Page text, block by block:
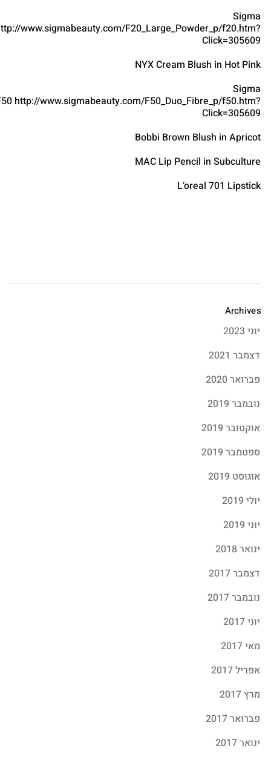
Sigma
www.sigmabeauty.com/F20_Large_Powder_p/f20.htm?
Click=305609
NYX Cream Blush in Hot Pink
Sigma
http://www.sigmabeauty.com/F50_Duo_Fibre_p/f50.htm?
Click=305609
Bobbi Brown Blush in Apricot
MAC Lip Pencil in Subculture
L’oreal 701 Lipstick
Archives
יוני 2023
דצמבר 2021
פברואר 2020
נובמבר 2019
אוקטובר 2019
ספטמבר 2019
אוגוסט 2019
יולי 2019
יוני 2019
ינואר 2018
דצמבר 2017
נובמבר 2017
יוני 2017
מאי 2017
אפריל 2017
מרץ 2017
פברואר 2017
ינואר 2017